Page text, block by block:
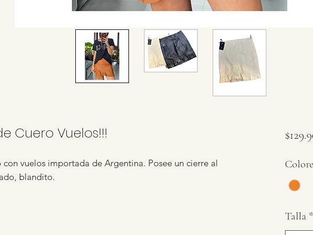
Cuero Vuelos!!!
vuelos importada de Argentina. Posee un cierre al
blandito.
Talla *